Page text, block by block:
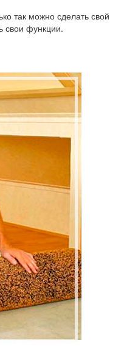
так можно сделать свой
свои функции.